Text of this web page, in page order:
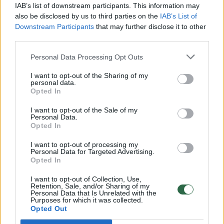
IAB’s list of downstream participants. This information may
also be disclosed by us to third parties on the IAB’s List of
Downstream Participants that may further disclose it to other
Personal Data Processing Opt Outs
I want to opt-out of the Sharing of my
personal data.
Opted In
I want to opt-out of the Sale of my
Personal Data.
Opted In
I want to opt-out of processing my
Personal Data for Targeted Advertising.
Opted In
I want to opt-out of Collection, Use,
Retention, Sale, and/or Sharing of my
Personal Data that Is Unrelated with the
Purposes for which it was collected.
Opted Out
vaiko gyvybių išgelbėti nepavyko
Žinios | Lietuvos diena
Savaitės vidurys nusimato karštas: temperatūra kils iki
Žinios | Orai
00:15:54
V. Zalužno pasisakymą laiko bandymu įsitvirtinti
Ukrainos politikoje: jis yra neteisus
Laidos | Nauja diena
K. Prunskienės brolis prisiminė jaudinančią akimirką
prieš mirtį: „Tai buvo simbolinis mūsų pagerbimo
ženklas“
Žinios | Lietuvos diena